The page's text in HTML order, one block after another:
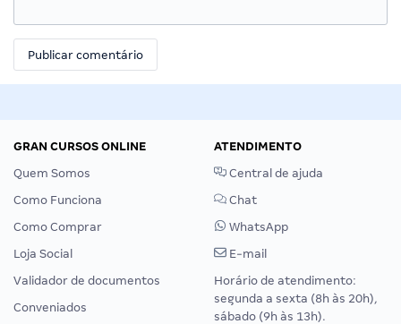
GRAN CURSOS ONLINE
Quem Somos
Como Funciona
Como Comprar
Loja Social
Validador de documentos
Conveniados
ATENDIMENTO
Central de ajuda
Chat
WhatsApp
E-mail
Horário de atendimento:
segunda a sexta (8h às 20h),
sábado (9h às 13h).